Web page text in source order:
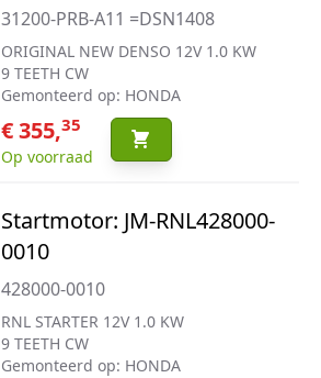
31200-PRB-A11 =DSN1408
ORIGINAL NEW DENSO 12V 1.0 KW
9 TEETH CW
Gemonteerd op: HONDA
€ 355,35
Op voorraad
Startmotor: JM-RNL428000-
0010
428000-0010
RNL STARTER 12V 1.0 KW
9 TEETH CW
Gemonteerd op: HONDA